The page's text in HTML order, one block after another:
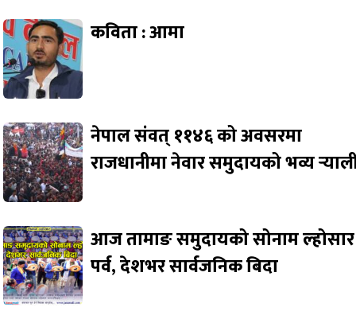
कविता : आमा
नेपाल संवत् ११४६ को अवसरमा
राजधानीमा नेवार समुदायको भव्य
आज तामाङ समुदायको सोनाम ल्होसार
पर्व, देशभर सार्वजनिक बिदा